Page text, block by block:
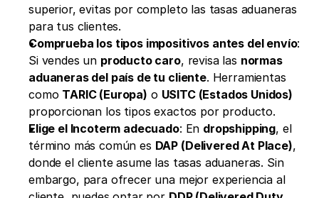
superior, evitas por completo las tasas aduaneras
para tus clientes.
Comprueba los tipos impositivos antes del envío:
Si vendes un producto caro, revisa las normas
aduaneras del país de tu cliente. Herramientas
como TARIC (Europa) o USITC (Estados Unidos)
proporcionan los tipos exactos por producto.
Elige el Incoterm adecuado: En dropshipping, el
término más común es DAP (Delivered At Place),
donde el cliente asume las tasas aduaneras. Sin
embargo, para ofrecer una mejor experiencia al